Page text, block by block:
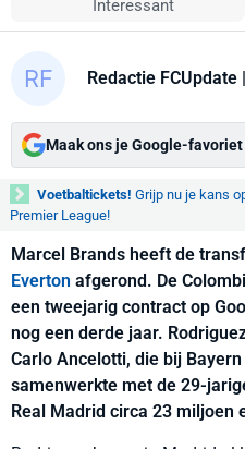
Interessant
Redactie FCUpdate
Maak ons je Google-favoriet
Voetbaltickets! Grijp nu je kans
Premier League!
Marcel Brands heeft de
Everton afgerond. De
een tweejarig contract op
nog een derde jaar.
Carlo Ancelotti, die bij
samenwerkte met de 29-
Real Madrid circa 23 miljoen